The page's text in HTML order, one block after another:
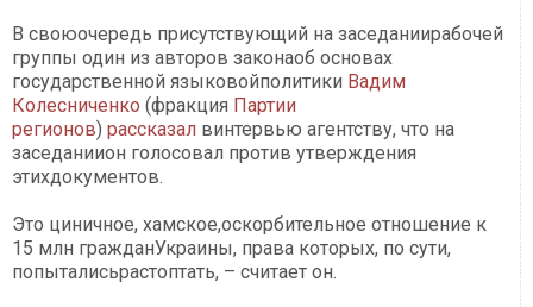
В своюочередь присутствующий на заседаниирабочей
группы один из авторов законаоб основах
государственной языковойполитики Вадим
Колесниченко (фракция Партии
регионов) рассказал винтервью агентству, что на
заседаниион голосовал против утверждения
этихдокументов.
Это циничное, хамское,оскорбительное отношение к
15 млн гражданУкраины, права которых, по сути,
попыталисьрастоптать, – считает он.